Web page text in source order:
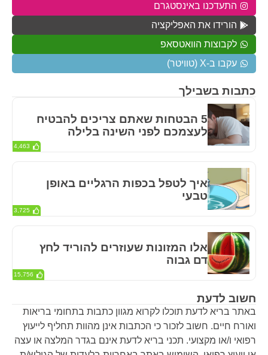
חשוב לדעת
באתר בריא לדעת תוכלו לקרוא מגוון כתבות בתחומי בריאות
ואורח חיים. חשוב לזכור כי הכתבות אינן מהוות תחליף לייעוץ
רפואי ו/או מקצועי. תכני בריא לדעת אינם בגדר המלצה או עצה
כתבות בשבילך
5 הבטחות שאתם צריכים להבטיח
לעצמכם לפני השינה בלילה
4,463
איך לטפל בכפות הרגליים באופן
טבעי
3,725
אלו המזונות שעוזרים להוריד לחץ
דם גבוה
15,756
התעדכנו באינסטגרם
הורידו את האפליקציה
לקבוצות הוואטסאפ
עקבו ב-X (טוויטר)